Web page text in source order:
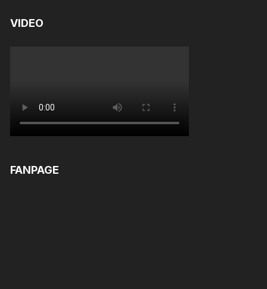
VIDEO
FANPAGE